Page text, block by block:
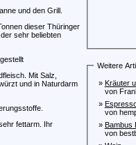
und den Grill.
dieser Thüringer
sehr beliebten
Mit Salz,
und in Naturdarm
fettarm. Ihr
Weitere
» Kräuter
von
»
von
» Bambus
von